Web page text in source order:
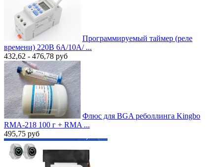
Программируемый таймер (реле
времени) 220В 6A/10A/ ...
432,62 - 476,78 руб
Флюс для BGA реболлинга Kingbo
RMA-218 100 г + RMA ...
495,75 руб